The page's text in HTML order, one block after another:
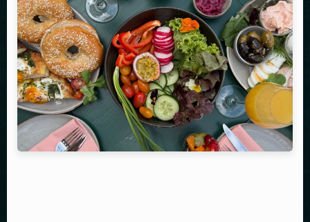
RENGINIŲ ERDVĖ
MAISTAS ŠVENTĖMS
MAITINIMAS VIETOJE
PARUOŠTAS MAISTAS ŠVENTĖMS
GALERIJA
KONTAKTAI
REKVIZITŲ NUOMA
STALAI
KĖDĖS
STALTIESĖS
VAZOS
ŽVAKIDĖS